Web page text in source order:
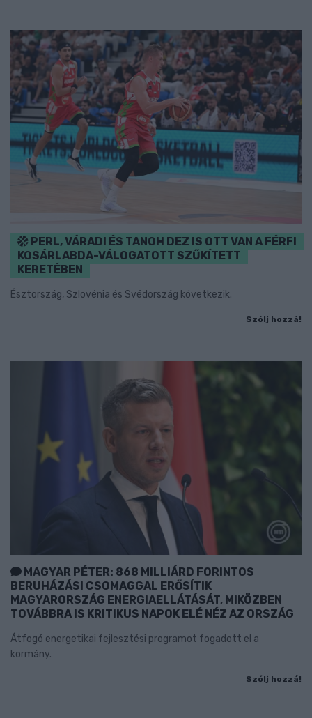
PERL, VÁRADI ÉS TANOH DEZ IS OTT VAN A FÉRFI
KOSÁRLABDA-VÁLOGATOTT SZŰKÍTETT
KERETÉBEN
Észtország, Szlovénia és Svédország következik.
Szólj hozzá!
MAGYAR PÉTER: 868 MILLIÁRD FORINTOS
BERUHÁZÁSI CSOMAGGAL ERŐSÍTIK
MAGYARORSZÁG ENERGIAELLÁTÁSÁT, MIKÖZBEN
TOVÁBBRA IS KRITIKUS NAPOK ELÉ NÉZ AZ ORSZÁG
Átfogó energetikai fejlesztési programot fogadott el a
kormány.
Szólj hozzá!